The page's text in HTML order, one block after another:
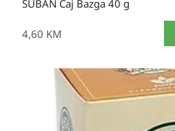
SUBAN Čaj Bazga 40 g
4,60 KM